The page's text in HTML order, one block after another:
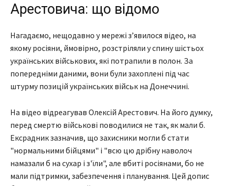
Арестовича: що відомо
Нагадаємо, нещодавно у мережі з’явилося відео, на
якому росіяни, ймовірно, розстріляли у спину шістьох
українських військових, які потрапили в полон. За
попередніми даними, вони були захоплені під час
штурму позицій українських військ на Донеччині.
На відео відреагував Олексій Арестович. На його думку,
перед смертю військові поводилися не так, як мали б.
Ексрадник зазначив, що захисники могли б стати
"нормальними бійцями" і "всю цю дрібну наволоч
намазали б на сухар і з'їли", але вбиті росіянами, бо не
мали підтримки, забезпечення і планування. Цей допис